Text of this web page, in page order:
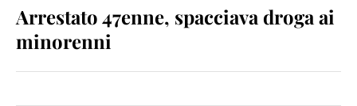
Arrestato 47enne, spacciava droga ai
minorenni